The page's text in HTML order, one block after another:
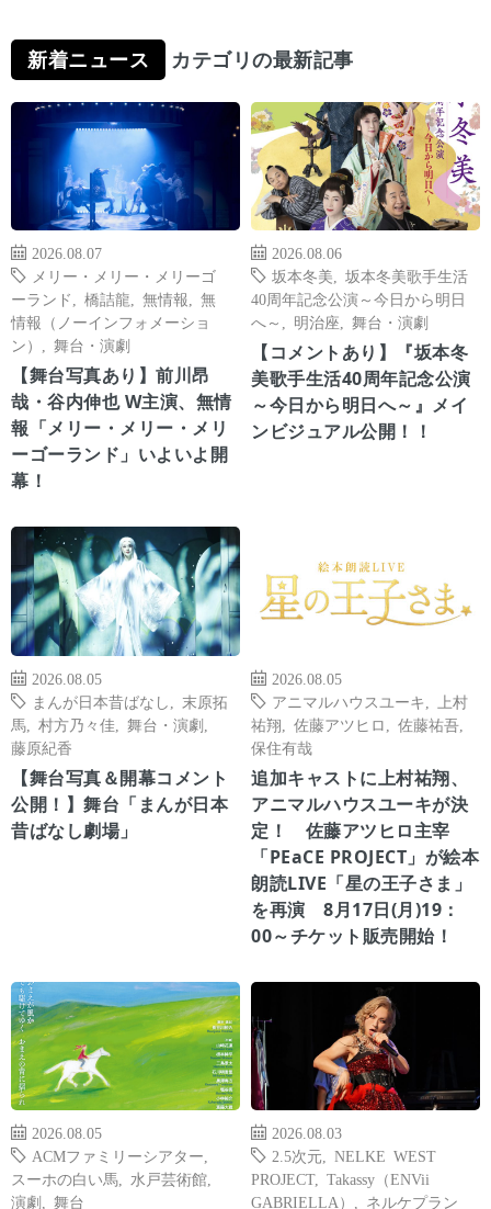
新着ニュース カテゴリの最新記事
2026.08.07
メリー・メリー・メリーゴ
ーランド
橋詰龍 無情報
無
情報（ノーインフォメーショ
ン）
舞台・演劇
【舞台写真あり】前川昂
哉・谷内伸也 W主演、無情
報「メリー・メリー・メリ
ーゴーランド」いよいよ開
幕！
2026.08.06
坂本冬美
坂本冬美歌手生活
40周年記念公演～今日から明日
へ～
明治座 舞台・演劇
【コメントあり】『坂本冬
美歌手生活40周年記念公演
～今日から明日へ～』メイ
ンビジュアル公開！！
2026.08.05
まんが日本昔ばなし
末原拓
馬
村方乃々佳 舞台・演劇
藤原紀香
【舞台写真＆開幕コメント
公開！】舞台「まんが日本
昔ばなし劇場」
2026.08.05
アニマルハウスユーキ
上村
祐翔
佐藤アツヒロ 佐藤祐吾
保住有哉
追加キャストに上村祐翔、
アニマルハウスユーキが決
定！ 佐藤アツヒロ主宰
「PEaCE PROJECT」が絵本
朗読LIVE「星の王子さま」
を再演 8月17日(月)19：
00～チケット販売開始！
2026.08.05
ACMファミリーシアター
スーホの白い馬
水戸芸術館
演劇
舞台
2026.08.03
2.5次元
NELKE WEST
PROJECT, Takassy（ENVii
GABRIELLA）
ネルケプラン